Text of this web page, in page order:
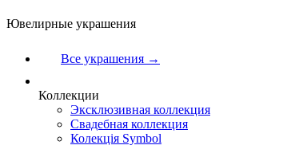
Ювелирные украшения
Все украшения →
Коллекции
Эксклюзивная коллекция
Свадебная коллекция
Колекція Symbol